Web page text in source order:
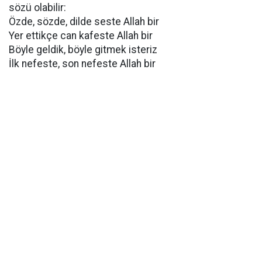
sözü olabilir:
Özde, sözde, dilde seste Allah bir
Yer ettikçe can kafeste Allah bir
Böyle geldik, böyle gitmek isteriz
İlk nefeste, son nefeste Allah bir